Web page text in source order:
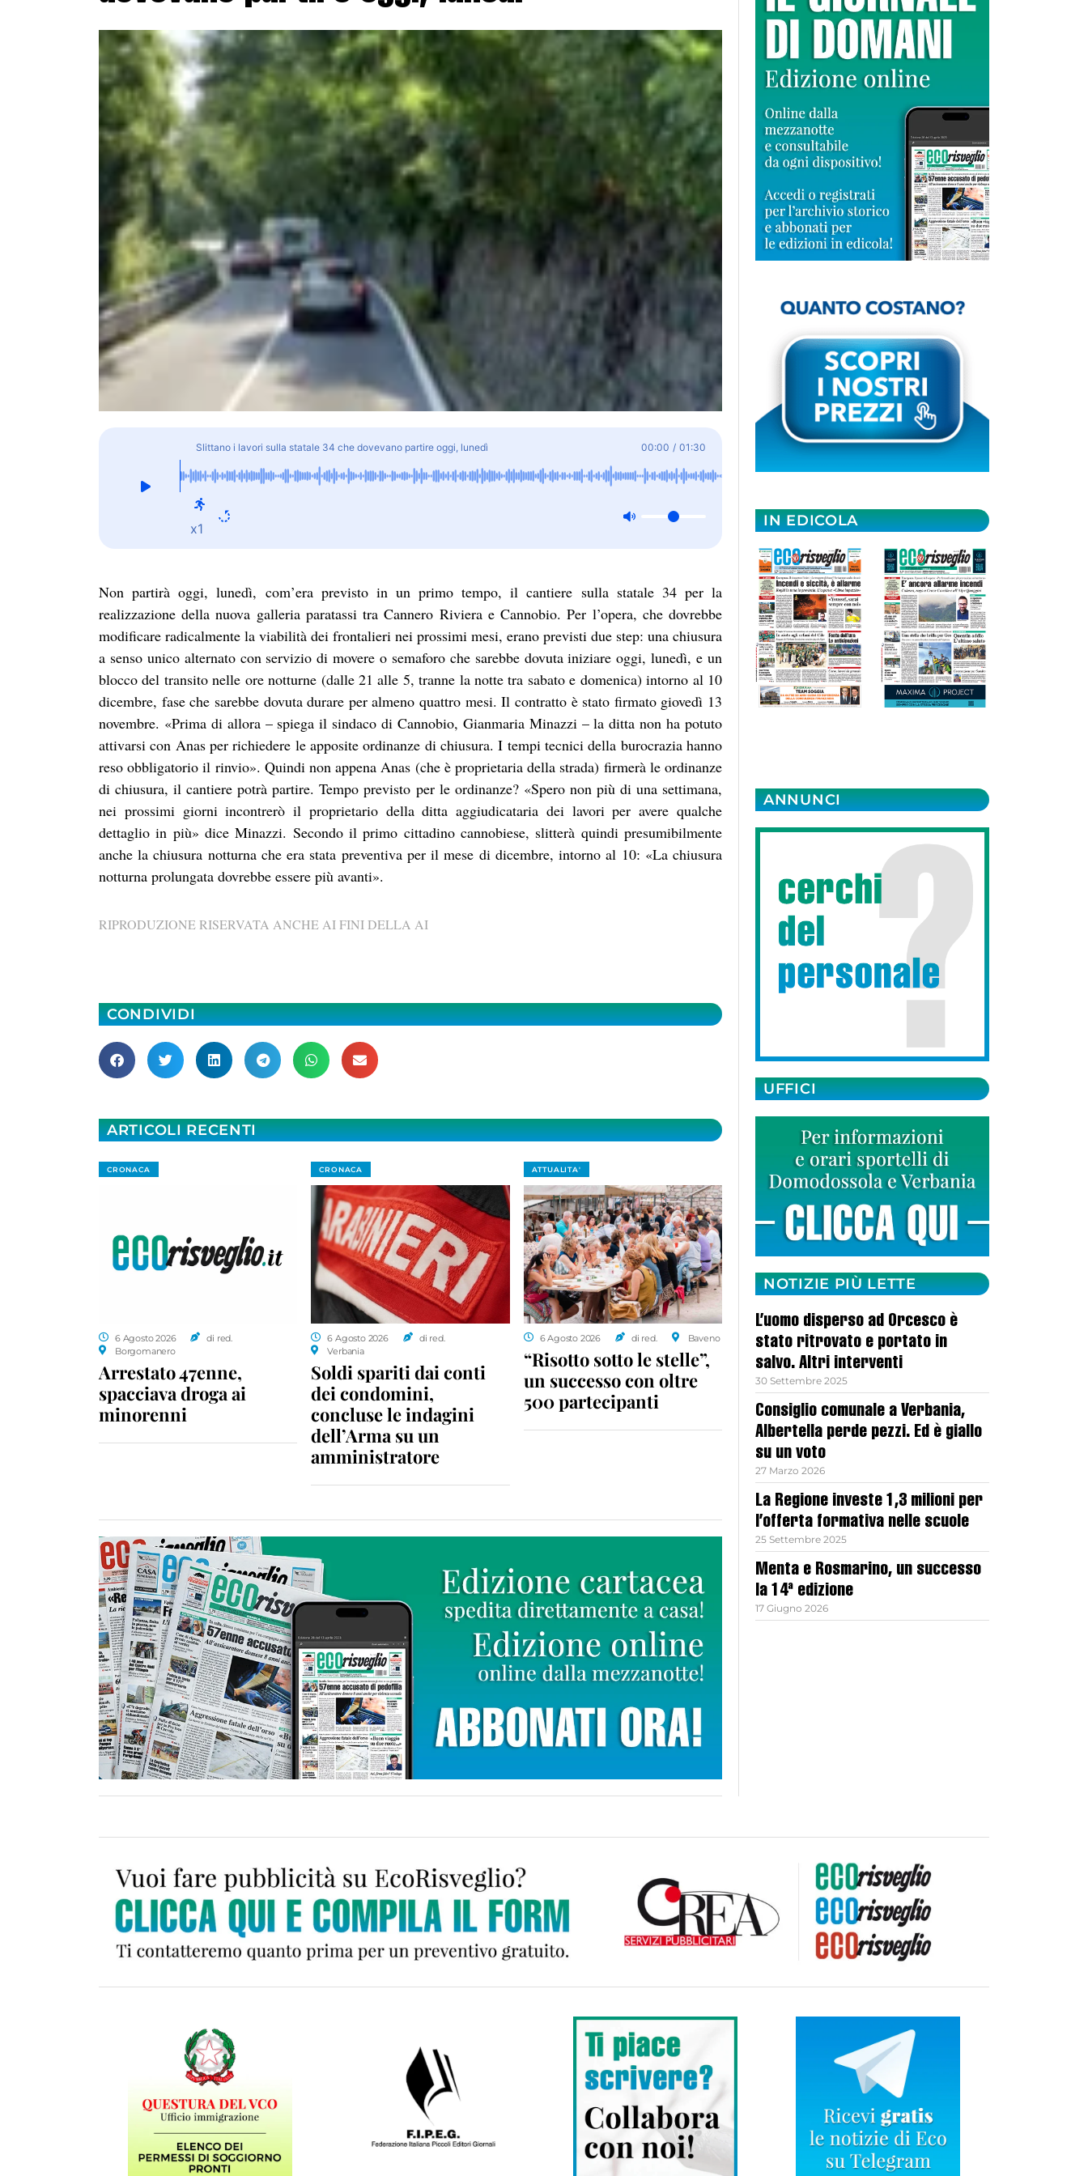
Slittano i lavori sulla statale 34 che dovevano partire oggi, lunedì 00:00 / 01:30
x1
Non partirà oggi, lunedì, com’era previsto in un primo tempo, il cantiere sulla statale 34 per la
realizzazione della nuova galleria paratassi tra Cannero Riviera e Cannobio. Per l’opera, che dovrebbe
modificare radicalmente la viabilità dei frontalieri nei prossimi mesi, erano previsti due step: una chiusura
a senso unico alternato con servizio di movere o semaforo che sarebbe dovuta iniziare oggi, lunedì, e un
blocco del transito nelle ore notturne (dalle 21 alle 5, tranne la notte tra sabato e domenica) intorno al 10
dicembre, fase che sarebbe dovuta durare per almeno quattro mesi. Il contratto è stato firmato giovedì 13
novembre. «Prima di allora – spiega il sindaco di Cannobio, Gianmaria Minazzi – la ditta non ha potuto
attivarsi con Anas per richiedere le apposite ordinanze di chiusura. I tempi tecnici della burocrazia hanno
reso obbligatorio il rinvio». Quindi non appena Anas (che è proprietaria della strada) firmerà le ordinanze
di chiusura, il cantiere potrà partire. Tempo previsto per le ordinanze? «Spero non più di una settimana,
nei prossimi giorni incontrerò il proprietario della ditta aggiudicataria dei lavori per avere qualche
dettaglio in più» dice Minazzi. Secondo il primo cittadino cannobiese, slitterà quindi presumibilmente
anche la chiusura notturna che era stata preventiva per il mese di dicembre, intorno al 10: «La chiusura
notturna prolungata dovrebbe essere più avanti».
RIPRODUZIONE RISERVATA ANCHE AI FINI DELLA AI
CONDIVIDI
ARTICOLI RECENTI
CRONACA
6 Agosto 2026
di red.
Borgomanero
Arrestato 47enne,
spacciava droga ai
minorenni
CRONACA
6 Agosto 2026
di red.
Verbania
Soldi spariti dai conti
dei condomini,
concluse le indagini
dell’Arma su un
amministratore
ATTUALITA'
6 Agosto 2026 di red. Baveno
“Risotto sotto le stelle”,
un successo con oltre
500 partecipanti
IN EDICOLA
ANNUNCI
UFFICI
NOTIZIE PIÙ LETTE
L’uomo disperso ad Orcesco è
stato ritrovato e portato in
salvo. Altri interventi
30 Settembre 2025
Consiglio comunale a Verbania,
Albertella perde pezzi. Ed è giallo
su un voto
27 Marzo 2026
La Regione investe 1,3 milioni per
l’offerta formativa nelle scuole
25 Settembre 2025
Menta e Rosmarino, un successo
la 14ª edizione
17 Giugno 2026